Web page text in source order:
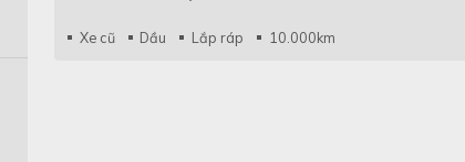
Xe cũ Dầu Lắp ráp 10.000km